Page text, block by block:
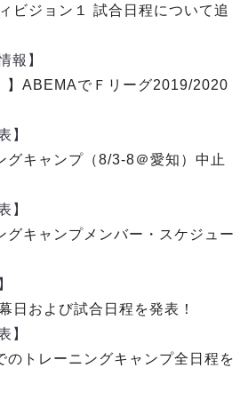
リーグカップ 2026
居浜
１）
FC
US!
ビジョン１ 試合日程について追
報】
】ABEMAでＦリーグ2019/2020
】
グキャンプ（8/3-8＠愛知）中止
】
グキャンプメンバー・スケジュー
日および試合日程を発表！
】
のトレーニングキャンプ全日程を